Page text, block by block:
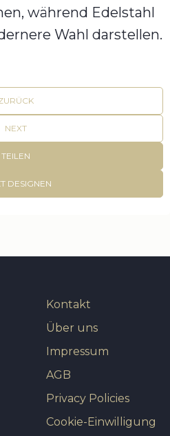
während Edelstahl
Wahl darstellen.
NEXT
TEILEN
DESIGNEN
Kontakt
Über uns
Impressum
AGB
Privacy Policies
Cookie-Einwilligung